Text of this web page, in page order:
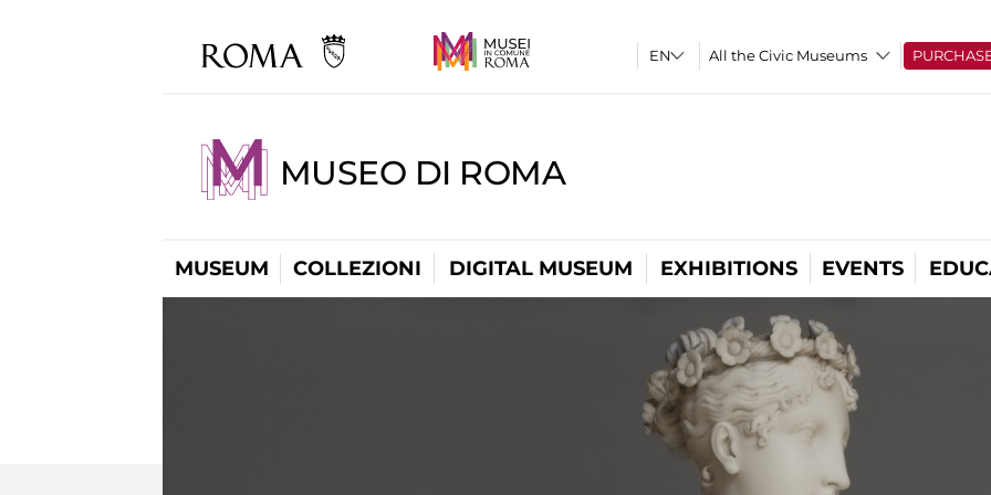
All the Civic Museums
MUSEO DI ROMA
MUSEUM COLLEZIONI DIGITAL MUSEUM EXHIBITIONS EVENTS